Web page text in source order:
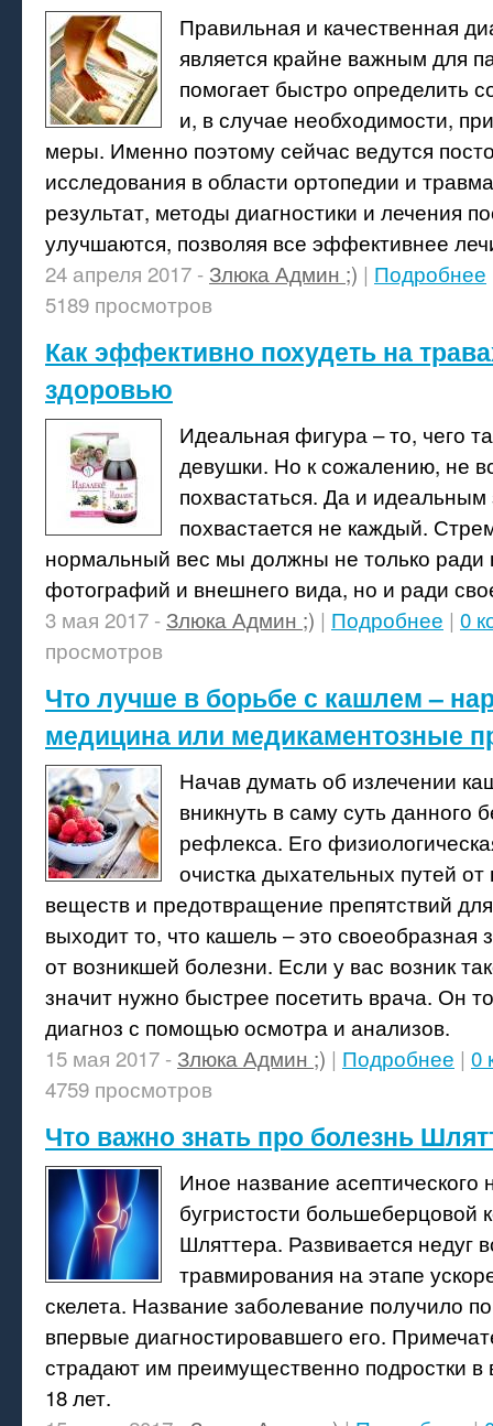
Правильная и качественная
является крайне важным для
помогает быстро определить
и, в случае необходимости,
меры. Именно поэтому сейчас ведутся
исследования в области ортопедии и
результат, методы диагностики и лечения
улучшаются, позволяя все эффективнее
24 апреля 2017 - Злюка Админ ;) | Подробнее
5189 просмотров
Как эффективно похудеть на
здоровью
Идеальная фигура – то, чего
девушки. Но к сожалению, не
похвастаться. Да и
похвастается не каждый.
нормальный вес мы должны не только ради
фотографий и внешнего вида, но и ради
3 мая 2017 - Злюка Админ ;) | Подробнее | 0
просмотров
Что лучше в борьбе с кашлем –
медицина или медикаментозные
Начав думать об излечении
вникнуть в саму суть данного
рефлекса. Его
очистка дыхательных путей от
веществ и предотвращение препятствий
выходит то, что кашель – это своеобразная
от возникшей болезни. Если у вас возник
значит нужно быстрее посетить врача. Он
диагноз с помощью осмотра и анализов.
15 мая 2017 - Злюка Админ ;) | Подробнее | 0
4759 просмотров
Что важно знать про болезнь
Иное название асептического
бугристости большеберцовой
Шляттера. Развивается недуг
травмирования на этапе
скелета. Название заболевание получило
впервые диагностировавшего его.
страдают им преимущественно подростки в
18 лет.